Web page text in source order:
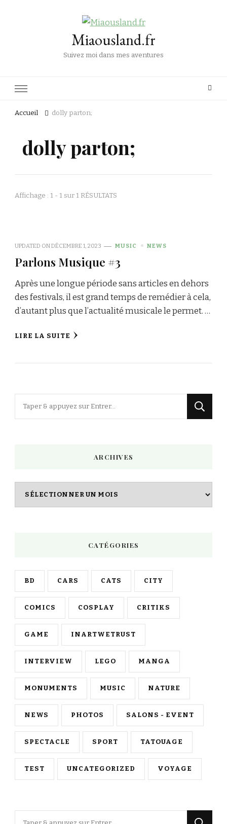
Miaousland.fr
Suivez moi dans mes aventures
Accueil dolly parton;
dolly parton;
Affichage : 1 - 1 sur 1 RÉSULTATS
UPDATED ONDÉCEMBRE 1, 2023 MUSIC NEWS
Parlons Musique #3
Après une longue période sans articles en dehors
des festivals, il est grand temps de remédier à cela,
d’autant plus que l’actualité musicale le permet. …
LIRE LA SUITE
ARCHIVES
Archives
CATÉGORIES
BD CARS CATS CITY
COMICS COSPLAY CRITIKS
GAME INARTWETRUST
INTERVIEW LEGO MANGA
MONUMENTS MUSIC NATURE
NEWS PHOTOS SALONS - EVENT
SPECTACLE SPORT TATOUAGE
TEST UNCATEGORIZED VOYAGE